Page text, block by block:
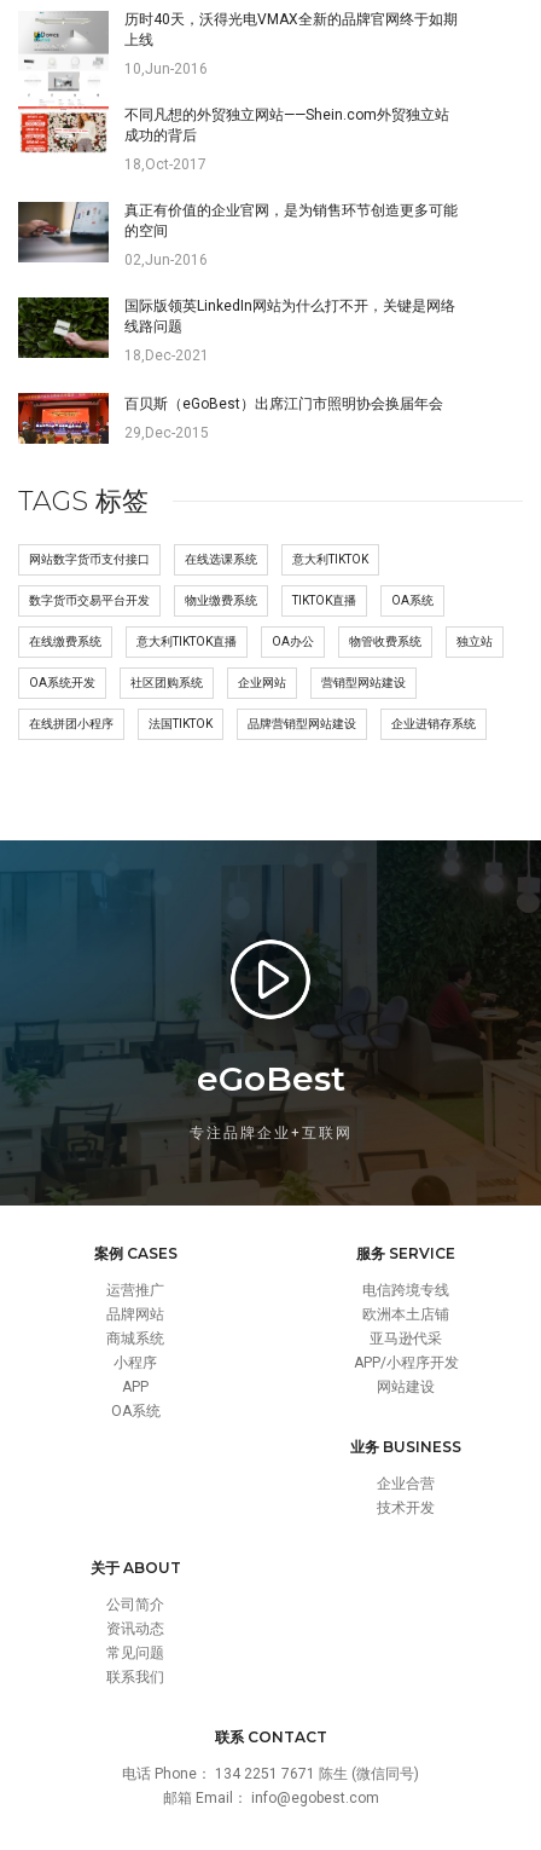
历时40天，沃得光电VMAX全新的品牌官网终于如期
上线
10,Jun-2016
不同凡想的外贸独立网站——Shein.com外贸独立站
成功的背后
18,Oct-2017
真正有价值的企业官网，是为销售环节创造更多可能
的空间
02,Jun-2016
国际版领英LinkedIn网站为什么打不开，关键是网络
线路问题
18,Dec-2021
百贝斯（eGoBest）出席江门市照明协会换届年会
29,Dec-2015
TAGS 标签
网站数字货币支付接口 在线选课系统 意大利TIKTOK
数字货币交易平台开发 物业缴费系统 TIKTOK直播 OA系统
在线缴费系统 意大利TIKTOK直播 OA办公 物管收费系统 独立站
OA系统开发 社区团购系统 企业网站 营销型网站建设
在线拼团小程序 法国TIKTOK 品牌营销型网站建设 企业进销存系统
eGoBest
专注品牌企业+互联网
案例 CASES
运营推广
品牌网站
商城系统
小程序
APP
OA系统
服务 SERVICE
电信跨境专线
欧洲本土店铺
亚马逊代采
APP/小程序开发
网站建设
业务 BUSINESS
企业合营
技术开发
关于 ABOUT
公司简介
资讯动态
常见问题
联系我们
联系 CONTACT
电话 Phone： 134 2251 7671 陈生 (微信同号)
邮箱 Email：
info@egobest.com